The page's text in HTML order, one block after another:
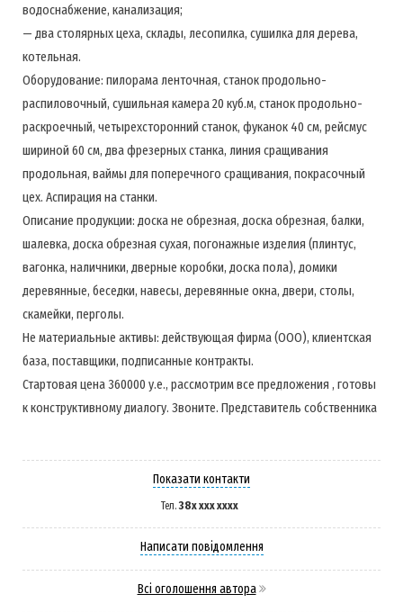
водоснабжение, канализация;
— два столярных цеха, склады, лесопилка, сушилка для дерева,
котельная.
Оборудование: пилорама ленточная, станок продольно-
распиловочный, сушильная камера 20 куб.м, станок продольно-
раскроечный, четырехсторонний станок, фуканок 40 см, рейсмус
шириной 60 см, два фрезерных станка, линия сращивания
продольная, ваймы для поперечного сращивания, покрасочный
цех. Аспирация на станки.
Описание продукции: доска не обрезная, доска обрезная, балки,
шалевка, доска обрезная сухая, погонажные изделия (плинтус,
вагонка, наличники, дверные коробки, доска пола), домики
деревянные, беседки, навесы, деревянные окна, двери, столы,
скамейки, перголы.
Не материальные активы: действующая фирма (ООО), клиентская
база, поставщики, подписанные контракты.
Стартовая цена 360000 у.е., рассмотрим все предложения , готовы
к конструктивному диалогу. Звоните. Представитель собственника
Показати контакти
Тел.38x xxx xxxx
Написати повідомлення
Всі оголошення автора